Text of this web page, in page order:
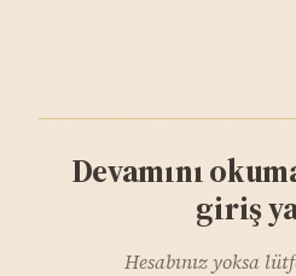
Devamını
giriş
Hesabınız yoksa